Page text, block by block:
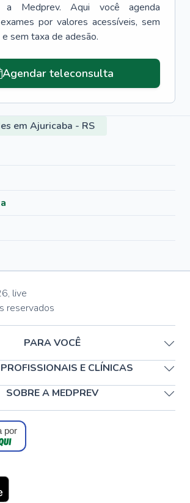
a Medprev. Aqui você agenda
por valores acessíveis, sem
sem taxa de adesão.
Agendar teleconsulta
em Ajuricaba - RS
, live
reservados
PARA VOCÊ
E CLÍNICAS
SOBRE A MEDPREV
por